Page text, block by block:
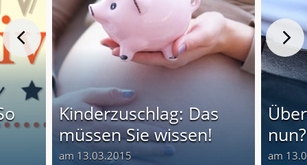
Kinderzuschlag: Das
müssen Sie wissen!
am 13.03.2015
nun?
am